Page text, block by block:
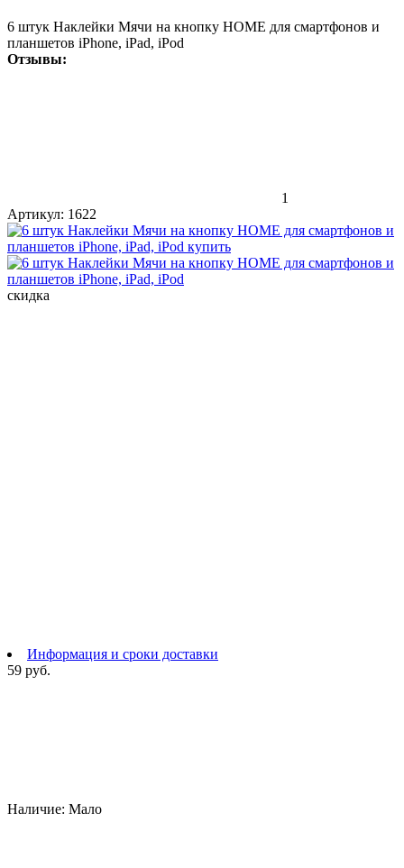
6 штук Наклейки Мячи на кнопку HOME для смартфонов и
планшетов iPhone, iPad, iPod
Отзывы:
1
Артикул: 1622
скидка
Информация и сроки доставки
59 руб.
Наличие: Мало